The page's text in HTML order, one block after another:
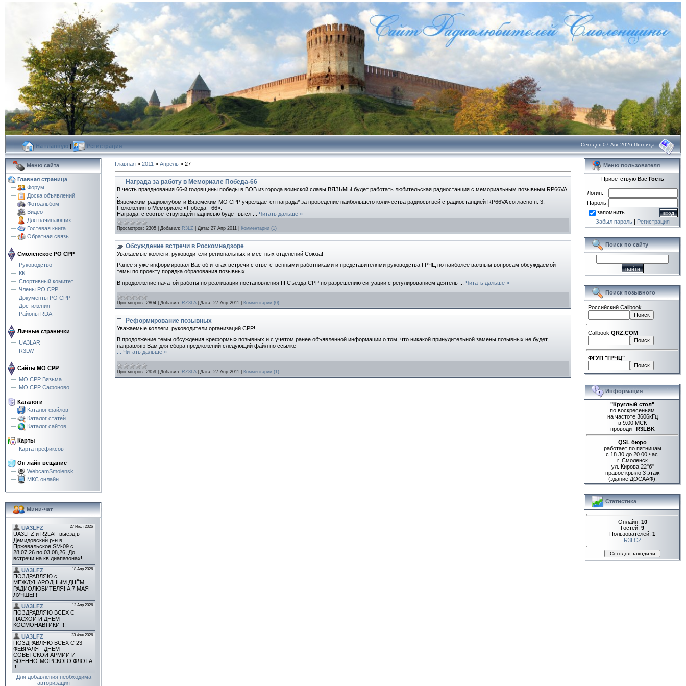
На главную| Регистрация Сегодня 07 Авг 2026 Пятница
Меню сайта
Главная страница
Форум
Доска объявлений
Фотоальбом
Видео
Для начинающих
Гостевая книга
Обратная связь
Смоленское РО СРР
Руководство
КК
Спортивный комитет
Члены РО СРР
Документы РО СРР
Достижения
Районы RDA
Личные странички
UA3LAR
R3LW
Сайты МО СРР
МО СРР Вязьма
МО СРР Сафоново
Каталоги
Каталог файлов
Каталог статей
Каталог сайтов
Карты
Карта префиксов
Он лайн вещание
WebcamSmolensk
МКС онлайн
Мини-чат
Для добавления необходима
авторизация
Главная » 2011 » Апрель » 27
Награда за работу в Мемориале Победа-66
В честь празднования 66-й годовщины победы в ВОВ из города воинской славы ВЯЗЬМЫ бу­дет работать любительская радиостанция с мемориальным позывным RP66VA
Вяземским радиоклубом и Вяземским МО СРР учреждается награда* за проведение наи­большего количества радиосвязей с радиостанцией RP66VA согласно п. 3,
Положения о Мемориа­ле «Победа - 66».
Награда, с соответствующей надписью будет высл
Читать дальше »
Просмотров: 2305 Добавил: R3LZ Дата: 27 Апр 2011 Комментарии (1)
Обсуждение встречи в Роскомнадзоре
Уважаемые коллеги, руководители региональных и местных отделений Союза!
Ранее я уже информировал Вас об итогах встречи с ответственными работниками и представителями руководства ГРЧЦ по наиболее важным вопросам обсуждаемой
темы по проекту порядка образования позывных.
В продолжение начатой работы по реализации постановления III Съезда СРР по разрешению ситуации с регулированием деятель
Читать дальше »
Просмотров: 2804 Добавил: RZ3LA Дата: 27 Апр 2011 Комментарии (0)
Реформирование позывных
Уважаемые коллеги, руководители организаций СРР!
В продолжение темы обсуждения «реформы» позывных и с учетом ранее объявленной информации о том, что никакой принудительной замены позывных не будет,
направляю Вам для сбора предложений следующий файл по ссылке
Читать дальше »
Просмотров: 2959 Добавил: RZ3LA Дата: 27 Апр 2011 Комментарии (1)
Меню пользователя
Приветствую Вас Гость
Логин:
Пароль:
запомнить
Забыл пароль| Регистрация
Поиск по сайту
Поиск позывного
Российский Callbook
Callbook QRZ.COM
ФГУП "ГРЧЦ"
Информация
"Круглый стол"
по воскресеньям
на частоте 3606кГц
в 9.00 МСК
проводит R3LBK
QSL бюро
работает по пятницам
с 18.30 до 20.00 час.
г. Смоленск
ул. Кирова 22"б"
правое крыло 3 этаж
(здание ДОСААФ).
Статистика
Онлайн: 10
Гостей: 9
Пользователей: 1
R3LCZ